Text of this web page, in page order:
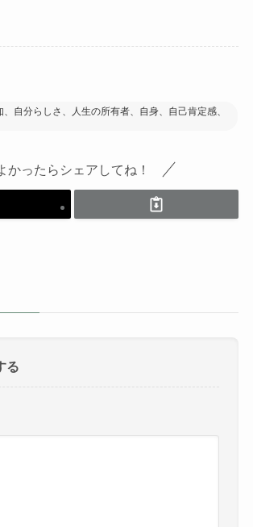
自分らしさ、人生の所有者、自身、自己肯定感、
かったらシェアしてね！
る